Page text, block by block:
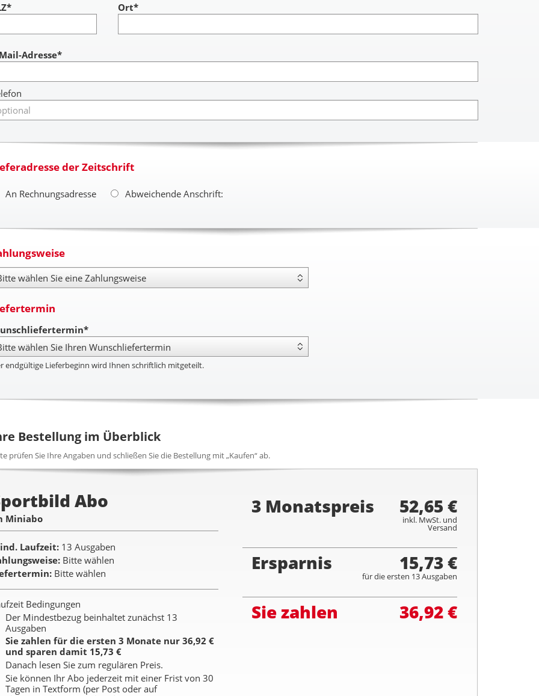
Ort*
Adresse*
der Zeitschrift
An Rechnungsadresse Abweichende Anschrift:
endgültige Lieferbeginn wird Ihnen schriftlich mitgeteilt.
Bestellung im Überblick
prüfen Sie Ihre Angaben und schließen Sie die Bestellung mit „Kaufen“ ab.
Abo
Miniabo
Laufzeit 13 Ausgaben
Bitte wählen
Bitte wählen
Bedingungen
Der Mindestbezug beinhaltet zunächst 13
Ausgaben
Sie zahlen für die ersten 3 Monate nur 36,92 €
und sparen damit 15,73 €
Danach lesen Sie zum regulären Preis.
Sie können Ihr Abo jederzeit mit einer Frist von 30
Tagen in Textform (per Post oder auf
3 Monatspreis 52,65 €
inkl. MwSt. und
Versand
Ersparnis 15,73 €
für die ersten 13 Ausgaben
Sie zahlen 36,92 €